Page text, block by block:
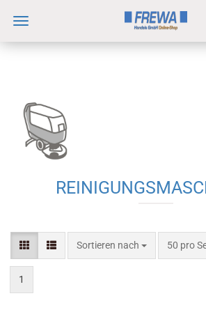
Sortieren nach 50 pro
1